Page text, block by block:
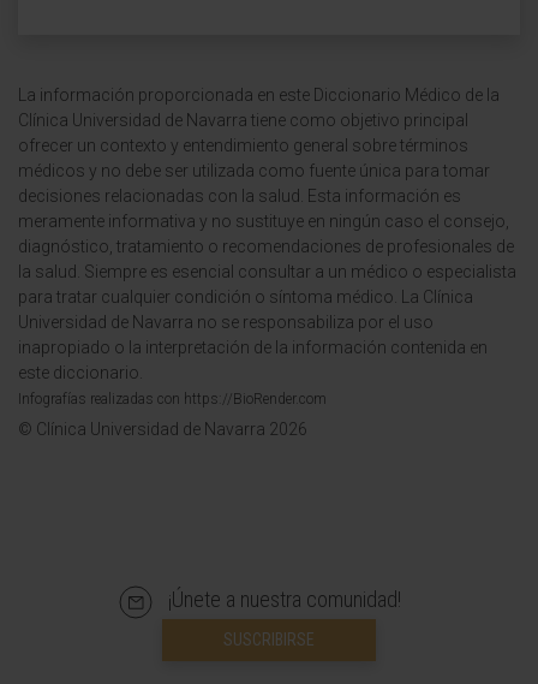
La información proporcionada en este Diccionario Médico de la
Clínica Universidad de Navarra tiene como objetivo principal
ofrecer un contexto y entendimiento general sobre términos
médicos y no debe ser utilizada como fuente única para tomar
decisiones relacionadas con la salud. Esta información es
meramente informativa y no sustituye en ningún caso el consejo,
diagnóstico, tratamiento o recomendaciones de profesionales de
la salud. Siempre es esencial consultar a un médico o especialista
para tratar cualquier condición o síntoma médico. La Clínica
Universidad de Navarra no se responsabiliza por el uso
inapropiado o la interpretación de la información contenida en
este diccionario.
Infografías realizadas con https://BioRender.com
© Clínica Universidad de Navarra 2026
¡Únete a nuestra comunidad!
SUSCRIBIRSE